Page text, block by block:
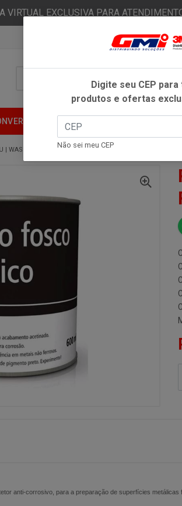
VIRTUAL EXCLUSIVA PARA
FITAS ADESIVAS
| WASH PRIMER | SUPER PRETO FOSCO VINILICO
anti-corrosivo, para a preparação de superfícies
Digite seu CEP
produtos e ofertas
Não sei meu CEP